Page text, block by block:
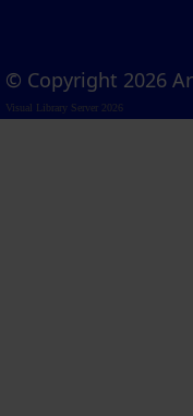
© Copyright 2026
Visual Library Server 2026